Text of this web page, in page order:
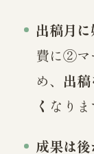
出稿月
費に②マ
め、 出
く なりま
成果は後